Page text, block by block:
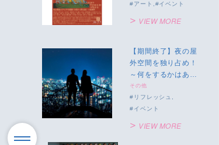
アート イベント
VIEW MORE
【期間終了】夜の屋
外空間を独り占め！
～何をするかはあな
た次第！～
その他
リフレッシュ
イベント
VIEW MORE